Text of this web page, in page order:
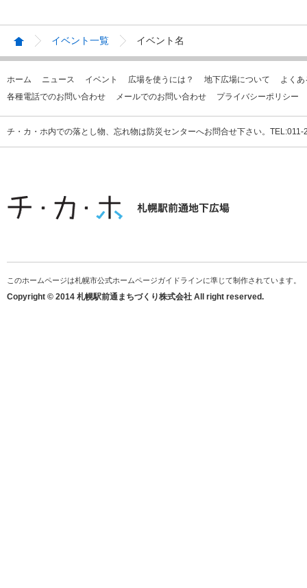
イベント一覧 イベント名
ホーム ニュース イベント 広場を使うには？ 地下広場について
よく
各種電話でのお問い合わせ
メールでのお問い合わせ プライバシーポリシー
チ・カ・ホ内での落とし物、忘れ物は防災センターへお問合せ下さい。
このホームページは札幌市公式ホームページガイドラインに準じて制作されています。
Copyright © 2014 札幌駅前通まちづくり株式会社 All right reserved.